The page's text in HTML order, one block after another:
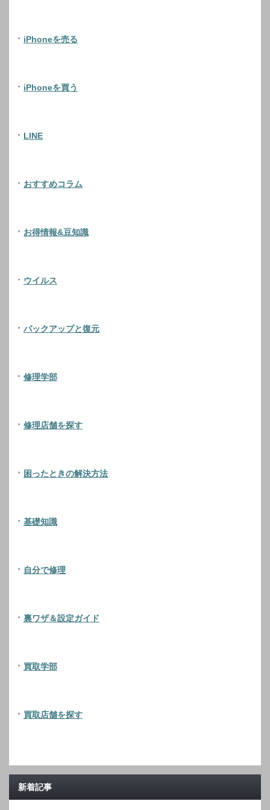
iPhoneを売る
iPhoneを買う
LINE
おすすめコラム
お得情報&豆知識
ウイルス
バックアップと復元
修理学部
修理店舗を探す
困ったときの解決方法
基礎知識
自分で修理
裏ワザ＆設定ガイド
買取学部
買取店舗を探す
新着記事